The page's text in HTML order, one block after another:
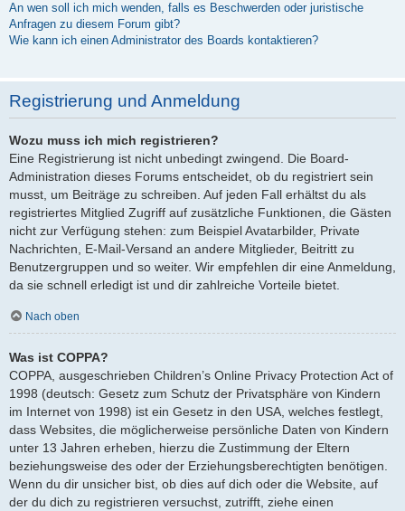
An wen soll ich mich wenden, falls es Beschwerden oder juristische
Anfragen zu diesem Forum gibt?
Wie kann ich einen Administrator des Boards kontaktieren?
Registrierung und Anmeldung
Wozu muss ich mich registrieren?
Eine Registrierung ist nicht unbedingt zwingend. Die Board-
Administration dieses Forums entscheidet, ob du registriert sein
musst, um Beiträge zu schreiben. Auf jeden Fall erhältst du als
registriertes Mitglied Zugriff auf zusätzliche Funktionen, die Gästen
nicht zur Verfügung stehen: zum Beispiel Avatarbilder, Private
Nachrichten, E-Mail-Versand an andere Mitglieder, Beitritt zu
Benutzergruppen und so weiter. Wir empfehlen dir eine Anmeldung,
da sie schnell erledigt ist und dir zahlreiche Vorteile bietet.
Nach oben
Was ist COPPA?
COPPA, ausgeschrieben Children’s Online Privacy Protection Act of
1998 (deutsch: Gesetz zum Schutz der Privatsphäre von Kindern
im Internet von 1998) ist ein Gesetz in den USA, welches festlegt,
dass Websites, die möglicherweise persönliche Daten von Kindern
unter 13 Jahren erheben, hierzu die Zustimmung der Eltern
beziehungsweise des oder der Erziehungsberechtigten benötigen.
Wenn du dir unsicher bist, ob dies auf dich oder die Website, auf
der du dich zu registrieren versuchst, zutrifft, ziehe einen